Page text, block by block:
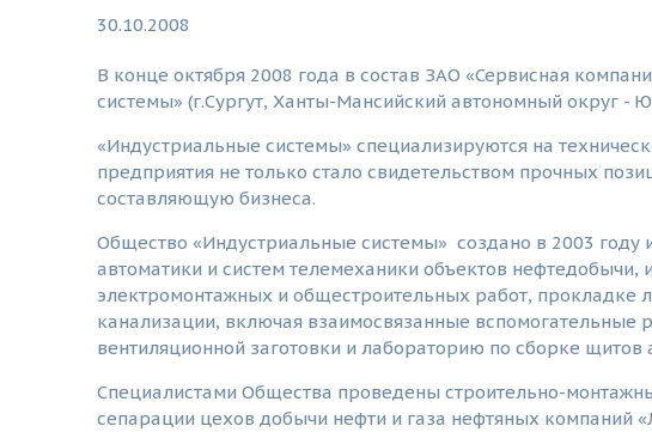
30.10.2008
В конце октября 2008 года в состав ЗАО «Сервисная
системы» (г.Сургут, Ханты-Мансийский автономный округ -
«Индустриальные системы» специализируются на
предприятия не только стало свидетельством прочных
составляющую бизнеса.
Общество «Индустриальные системы» создано в 2003 году
автоматики и систем телемеханики объектов
электромонтажных и общестроительных работ, прокладке
канализации, включая взаимосвязанные вспомогательные
вентиляционной заготовки и лабораторию по сборке щитов
Специалистами Общества проведены строительно-
сепарации цехов добычи нефти и газа нефтяных компаний